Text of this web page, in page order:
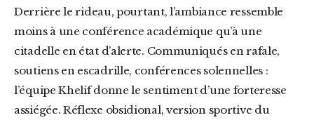
Derrière le rideau, pourtant, l’ambiance ressemble
moins à une conférence académique qu’à une
citadelle en état d’alerte. Communiqués en rafale,
soutiens en escadrille, conférences solennelles :
l’équipe Khelif donne le sentiment d’une forteresse
assiégée. Réflexe obsidional, version sportive du